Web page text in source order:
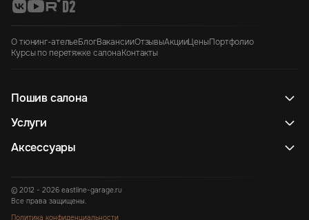
О тюнинг-ательеБлогВакансииОтзывыАкцииЦеныПортфолио
Курсы по перетяжке салонаКонтакты
Пошив салона
Услуги
Аксессуары
© 2012 - 2026 eastline-garage.ru
Все права защищены.
Политика конфиденциальности